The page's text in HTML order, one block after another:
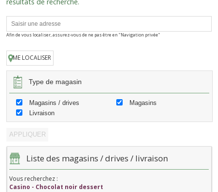
Afin de vous localiser, assurez-vous de ne pas être en "Navigation privée"
ME LOCALISER
Type de magasin
Magasins / drives
Magasins
Livraison
Liste des magasins / drives / livraison
Vous recherchez :
Casino - Chocolat noir dessert